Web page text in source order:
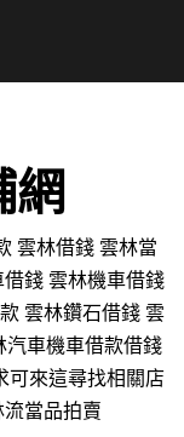
網
雲林借錢 雲林當
錢 雲林機車借錢
雲林鑽石借錢 雲
汽車機車借款借錢
可來這尋找相關店
當品拍賣